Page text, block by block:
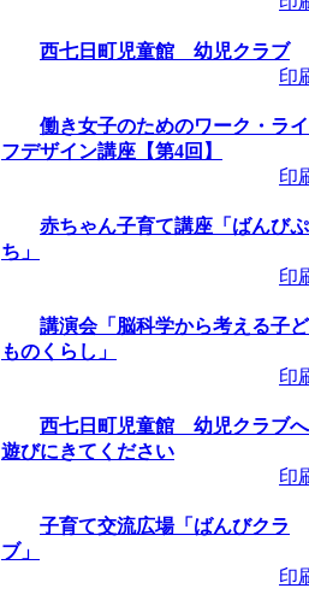
西七日町児童館 幼児クラブ
印
働き女子のためのワーク・ライ
フデザイン講座【第4回】
印
赤ちゃん子育て講座「ばんびぷ
ち」
印
講演会「脳科学から考える子ど
ものくらし」
印
西七日町児童館 幼児クラブへ
遊びにきてください
印
子育て交流広場「ばんびクラ
ブ」
印